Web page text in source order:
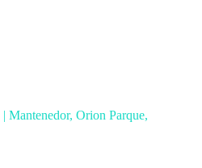
| Mantenedor, Orion Parque,